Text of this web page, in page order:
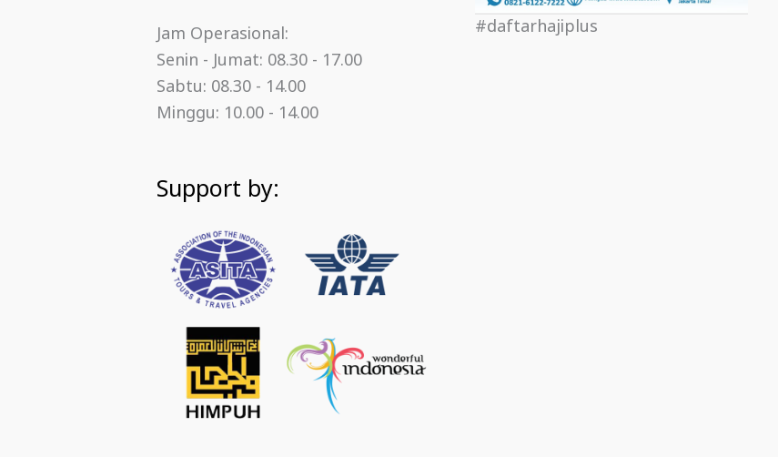
Jam Operasional:
Senin - Jumat: 08.30 - 17.00
Sabtu: 08.30 - 14.00
Minggu: 10.00 - 14.00
Support by:
#daftarhajiplus